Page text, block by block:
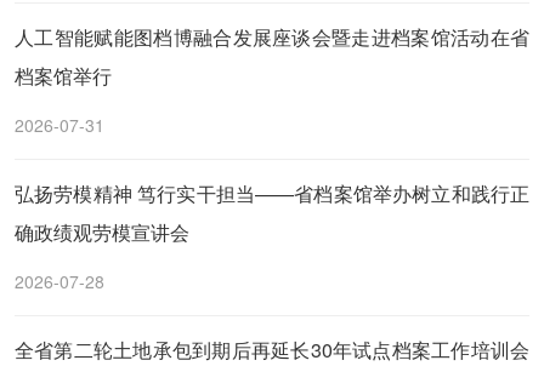
人工智能赋能图档博融合发展座谈会暨走进档案馆活动在省
档案馆举行
2026-07-31
弘扬劳模精神 笃行实干担当——省档案馆举办树立和践行正
确政绩观劳模宣讲会
2026-07-28
全省第二轮土地承包到期后再延长30年试点档案工作培训会